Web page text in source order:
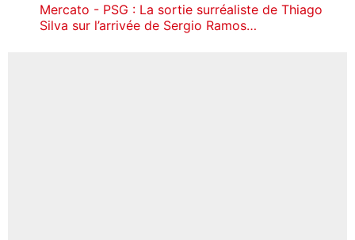
Mercato - PSG : La sortie surréaliste de Thiago
Silva sur l’arrivée de Sergio Ramos…